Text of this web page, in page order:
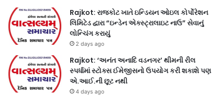
Rajkot: રાજકોટ ખાતે ઇન્ડિયન ઓઇલ કોર્પોરેશન
લિમિટેડ દ્વારા “ઇન્ડેન એક્સ્ટ્રાલાઇટ નાઉ” સેવાનું
લોન્ચિંગ કરાયું
2 days ago
Rajkot: ‘અનંત અનાદિ વડનગર’ થીમની રીલ
સ્પર્ધામાં સ્ટોક્સ ઈમેજીસનો ઉપયોગ કરી શકાશે પણ
એ.આઈ.ની છૂટ નથી
4 days ago